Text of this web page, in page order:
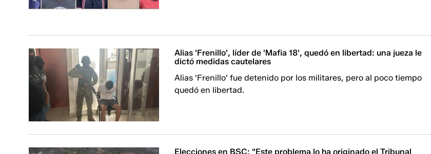
Alias 'Frenillo', líder de 'Mafia 18', quedó en libertad: una jueza le
dictó medidas cautelares
Alias 'Frenillo' fue detenido por los militares, pero al poco tiempo
quedó en libertad.
Elecciones en BSC: "Este problema lo ha originado el Tribunal